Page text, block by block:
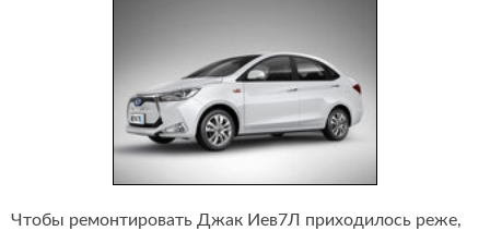
Чтобы ремонтировать Джак Иев7Л приходилось реже,